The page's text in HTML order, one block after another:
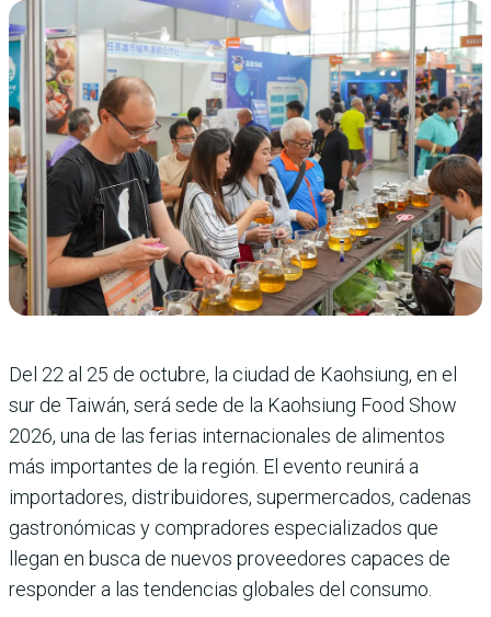
Del 22 al 25 de octubre, la ciudad de Kaohsiung, en el
sur de Taiwán, será sede de la Kaohsiung Food Show
2026, una de las ferias internacionales de alimentos
más importantes de la región. El evento reunirá a
importadores, distribuidores, supermercados, cadenas
gastronómicas y compradores especializados que
llegan en busca de nuevos proveedores capaces de
responder a las tendencias globales del consumo.